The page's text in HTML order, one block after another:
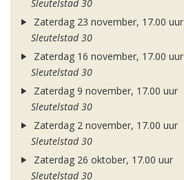
Sleutelstad 30
Zaterdag 23 november, 17.00 uur
Sleutelstad 30
Zaterdag 16 november, 17.00 uur
Sleutelstad 30
Zaterdag 9 november, 17.00 uur
Sleutelstad 30
Zaterdag 2 november, 17.00 uur
Sleutelstad 30
Zaterdag 26 oktober, 17.00 uur
Sleutelstad 30